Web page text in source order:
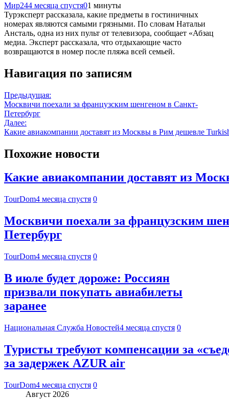
Мир244 месяца спустя01 минуты
Турэксперт рассказала, какие предметы в гостиничных
номерах являются самыми грязными. По словам Натальи
Ансталь, одна из них пульт от телевизора, сообщает «Абзац
медиа. Эксперт рассказала, что отдыхающие часто
возвращаются в номер после пляжа всей семьей.
Навигация по записям
Предыдущая:
Москвичи поехали за французским шенгеном в Санкт-
Петербург
Далее:
Какие авиакомпании доставят из Москвы в Рим дешевле
Похожие новости
Какие авиакомпании доставят из
TourDom4 месяца спустя 0
Москвичи поехали за французским
Петербург
TourDom4 месяца спустя 0
В июле будет дороже: Россиян
призвали покупать авиабилеты
заранее
Национальная Служба Новостей4 месяца спустя 0
Туристы требуют компенсации за
за задержек AZUR air
TourDom4 месяца спустя 0
Август 2026